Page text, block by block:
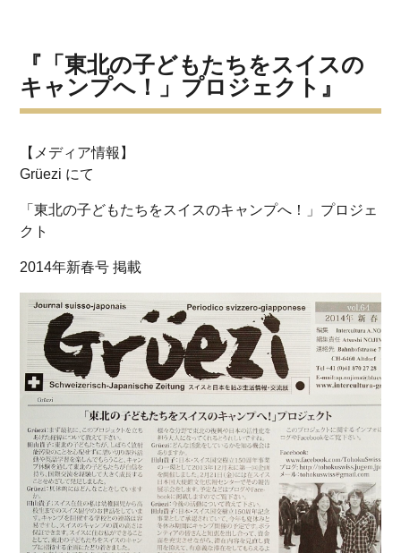
『「東北の子どもたちをスイスの
キャンプへ！」プロジェクト』
【メディア情報】
Grüezi にて
「東北の子どもたちをスイスのキャンプへ！」プロジェ
クト
2014年新春号 掲載